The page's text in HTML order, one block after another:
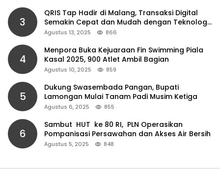
3
QRIS Tap Hadir di Malang, Transaksi Digital
Semakin Cepat dan Mudah dengan Teknologi
NFC
Agustus 13, 2025 866
4
Menpora Buka Kejuaraan Fin Swimming Piala
Kasal 2025, 900 Atlet Ambil Bagian
Agustus 10, 2025 859
5
Dukung Swasembada Pangan, Bupati
Lamongan Mulai Tanam Padi Musim Ketiga
Agustus 6, 2025 855
6
Sambut HUT ke 80 RI, PLN Operasikan
Pompanisasi Persawahan dan Akses Air Bersih
Agustus 5, 2025 848